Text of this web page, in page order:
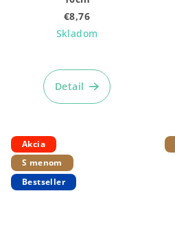
€8,76
Skladom
hodnotenie
produktu
Detail
Akcia
S menom
Bestseller